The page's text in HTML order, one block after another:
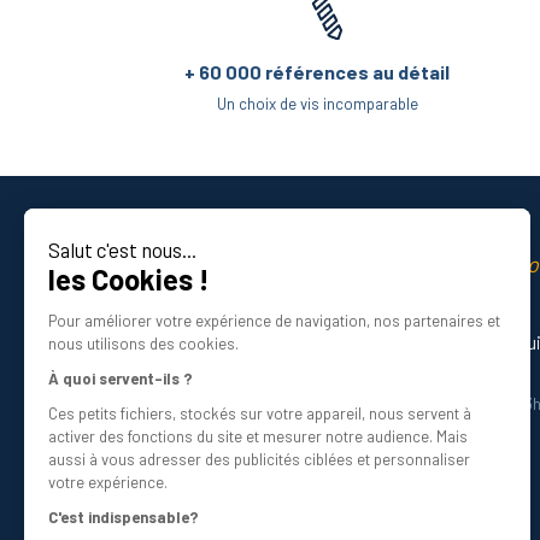
Salut c'est nous...
les Cookies !
Pour améliorer votre expérience de navigation, nos partenaires et
nous utilisons des cookies.
À quoi servent-ils ?
Ces petits fichiers, stockés sur votre appareil, nous servent à
activer des fonctions du site et mesurer notre audience. Mais
aussi à vous adresser des publicités ciblées et personnaliser
votre expérience.
C'est indispensable?
Comme avec un embout standard, 3 critères
l’empreinte de l’embout, qui doit être
le type de carré d’entraînement, pour que
Il est donc assez aisé de trouver l’embout
sûr, un embout de moyenne gamme ou haut
La gamme d’embouts inviolables
Pour s’adapter aux principaux types de vis
deux empreintes étant également disponibles
+ 60 000 références au détail
Un choix de vis incomparable
La qualité
Besoin d’aide ? Nos experts vous
Du lundi au vendredi de 8h30 à 12h30 et
Écrivez-nous
info@bricovis.fr